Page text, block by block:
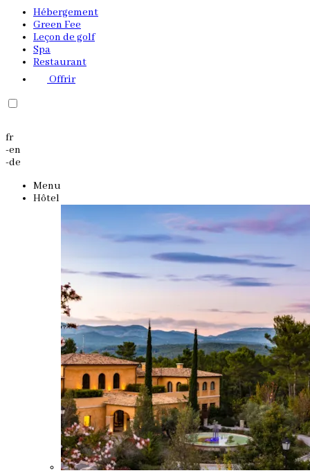
Hébergement
Green Fee
Leçon de golf
Spa
Restaurant
Offrir
fr
-en
-de
Menu
Hôtel